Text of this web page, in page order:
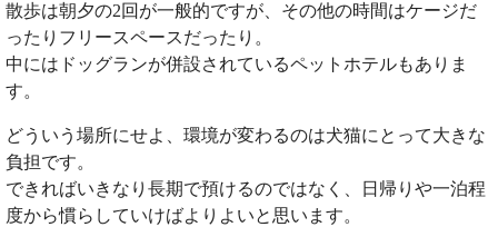
散歩は朝夕の2回が一般的ですが、その他の時間はケージだ
ったりフリースペースだったり。
中にはドッグランが併設されているペットホテルもありま
す。
どういう場所にせよ、環境が変わるのは犬猫にとって大きな
負担です。
できればいきなり長期で預けるのではなく、日帰りや一泊程
度から慣らしていけばよりよいと思います。